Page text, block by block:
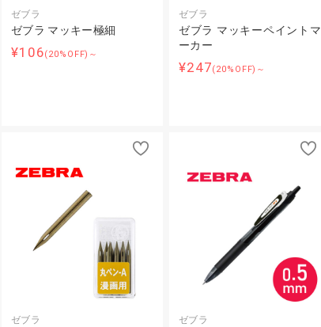
ゼブラ
ゼブラ マッキー極細
¥106(20%OFF)～
ゼブラ
ゼブラ マッキーペイントマ
ーカー
¥247(20%OFF)～
ゼブラ ゼブラ